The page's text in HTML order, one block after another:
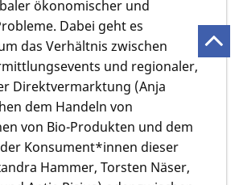
ökonomischer und
Dabei geht es
das Verhältnis zwischen
und regionaler,
Direktvermarktung (Anja
dem Handeln von
von Bio-Produkten und dem
Konsument*innen dieser
Hammer, Torsten Näser,